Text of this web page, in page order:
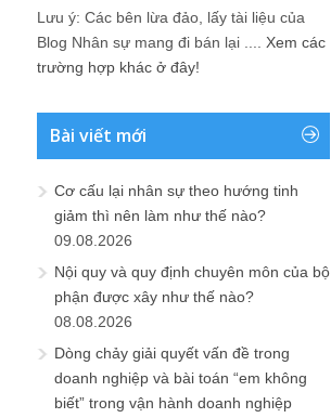
Lưu ý: Các bên lừa đảo, lấy tài liệu của
Blog Nhân sự mang đi bán lại .... Xem các
trường hợp khác ở đây!
Bài viết mới
Cơ cấu lại nhân sự theo hướng tinh
giảm thì nên làm như thế nào?
09.08.2026
Nội quy và quy định chuyên môn của bộ
phận được xây như thế nào?
08.08.2026
Dòng chảy giải quyết vấn đề trong
doanh nghiệp và bài toán “em không
biết” trong vận hành doanh nghiệp